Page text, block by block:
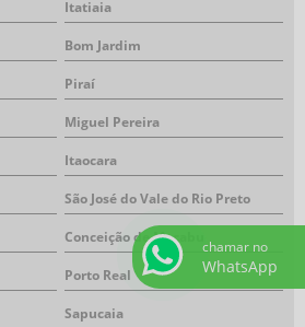
Itatiaia
Bom Jardim
Piraí
Miguel Pereira
Itaocara
São José do Vale do Rio Preto
Conceição de Macabu
Porto Real
Sapucaia
chamar no
WhatsApp